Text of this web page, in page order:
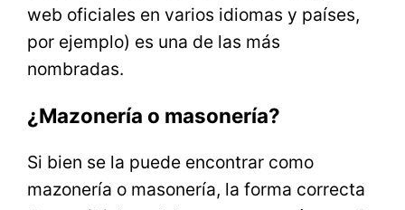
web oficiales en varios idiomas y países,
por ejemplo) es una de las más
nombradas.
¿Mazonería o masonería?
Si bien se la puede encontrar como
mazonería o masonería, la forma correcta